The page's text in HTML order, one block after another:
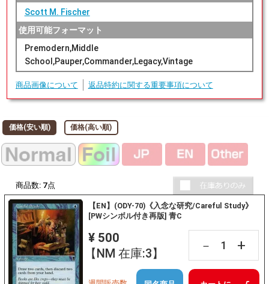
Scott M. Fischer
使用可能フォーマット
Premodern,Middle
School,Pauper,Commander,Legacy,Vintage
商品画像について 返品特約に関する重要事項について
価格(安い順) 価格(高い順)
商品数: 7点
【EN】(ODY-70)《入念な研究/Careful Study》
[PWシンボル付き再版] 青C
¥ 500
【NM 在庫:3】
－ +